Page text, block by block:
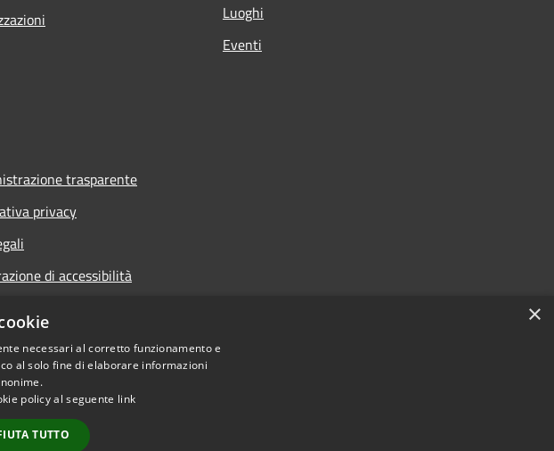
Luoghi
Eventi
trasparente
privacy
di accessibilità
×
necessari al corretto funzionamento e
al solo fine di elaborare informazioni
policy al seguente link
TUTTO